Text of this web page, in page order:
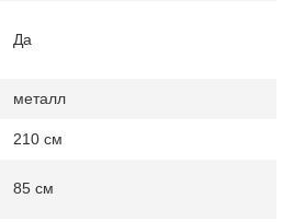
Да
металл
210 см
85 см